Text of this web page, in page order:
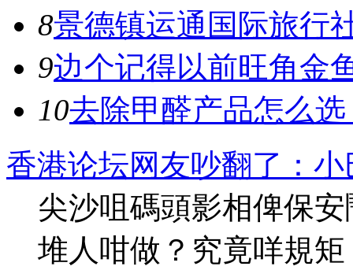
8景德镇运通国际旅行
9边个记得以前旺角金
10去除甲醛产品怎么
香港论坛网友吵翻了：
尖沙咀碼頭影相俾保
堆人咁做？究竟咩規